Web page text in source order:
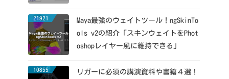
21921
Maya最強のウェイトツール！ngSkinTo
ols v2の紹介「スキンウェイトをPhot
oshopレイヤー風に維持できる」
10855 リガーに必須の講演資料や書籍４選！